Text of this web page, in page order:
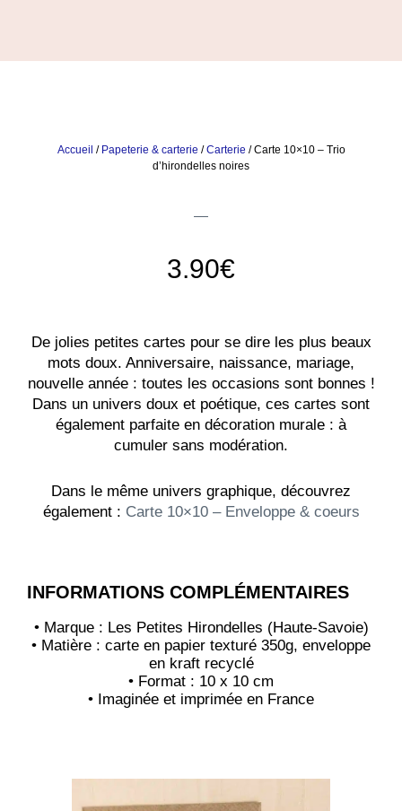
Accueil / Papeterie & carterie /Carterie / Carte 10×10 – Trio
d’hirondelles noires
3.90€
De jolies petites cartes pour se dire les plus beaux
mots doux. Anniversaire, naissance, mariage,
nouvelle année : toutes les occasions sont bonnes !
Dans un univers doux et poétique, ces cartes sont
également parfaite en décoration murale : à
cumuler sans modération.
Dans le même univers graphique, découvrez
également : Carte 10×10 – Enveloppe & coeurs
INFORMATIONS COMPLÉMENTAIRES
• Marque : Les Petites Hirondelles (Haute-Savoie)
• Matière : carte en papier texturé 350g, enveloppe
en kraft recyclé
• Format : 10 x 10 cm
• Imaginée et imprimée en France